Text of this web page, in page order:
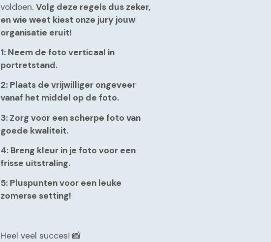
voldoen. Volg deze regels dus zeker,
en wie weet kiest onze jury jouw
organisatie eruit!
1: Neem de foto verticaal in
portretstand.
2: Plaats de vrijwilliger ongeveer
vanaf het middel op de foto.
3: Zorg voor een scherpe foto van
goede kwaliteit.
4: Breng kleur in je foto voor een
frisse uitstraling.
5: Pluspunten voor een leuke
zomerse setting!
Heel veel succes! 📸